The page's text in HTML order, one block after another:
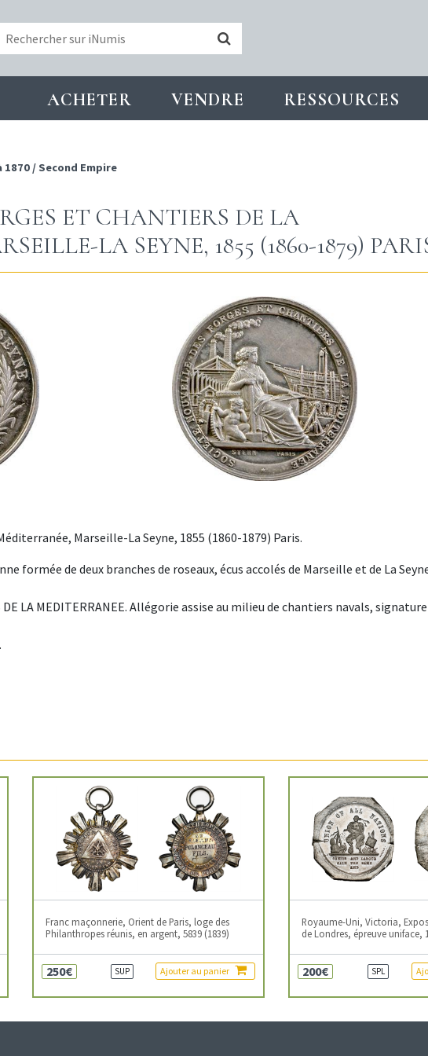
ACHETER VENDRE RESSOURCES
1870 / Second Empire
ET CHANTIERS DE LA
LA SEYNE, 1855 (1860-1879)
Marseille-La Seyne, 1855 (1860-1879) Paris.
formée de deux branches de roseaux, écus accolés de Marseille et de La
DE LA MEDITERRANEE. Allégorie assise au milieu de chantiers navals, signature
Franc maçonnerie, Orient de Paris, loge des
Philanthropes réunis, en argent, 5839 (1839)
250€ SUP Ajouter au panier
Royaume-Uni, Victoria,
de Londres, épreuve uniface,
200€ SPL